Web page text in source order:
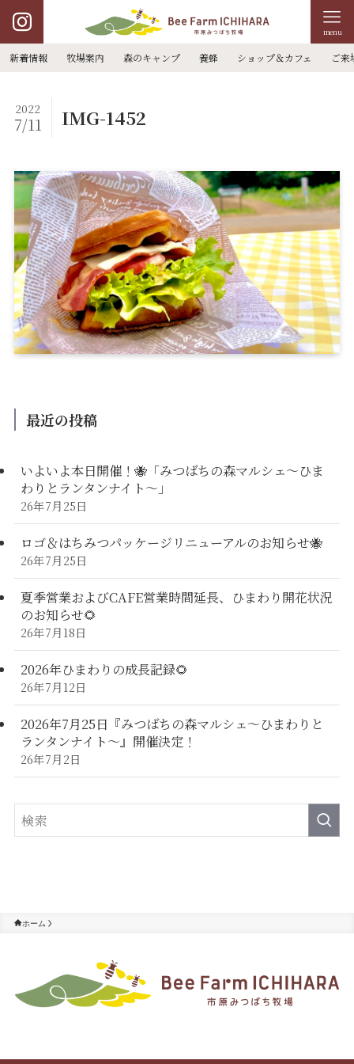
menu
新着情報 牧場案内 森のキャンプ 養蜂 ショップ＆カフェ ご来
IMG-1452
2022
7/11
最近の投稿
いよいよ本日開催！🐝「みつばちの森マルシェ〜ひま
わりとランタンナイト〜」
26年7月25日
ロゴ＆はちみつパッケージリニューアルのお知らせ🐝
26年7月25日
夏季営業およびCAFE営業時間延長、ひまわり開花状況
のお知らせ🌻
26年7月18日
2026年ひまわりの成長記録🌻
26年7月12日
2026年7月25日『みつばちの森マルシェ～ひまわりと
ランタンナイト～』開催決定！
26年7月2日
ホーム